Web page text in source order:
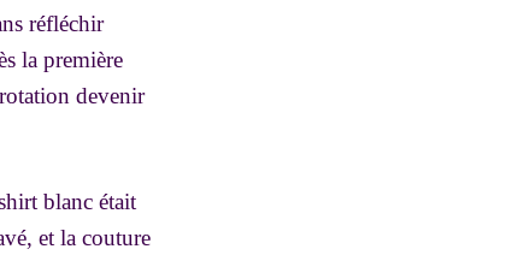
réfléchir
la première
devenir
blanc était
et la couture